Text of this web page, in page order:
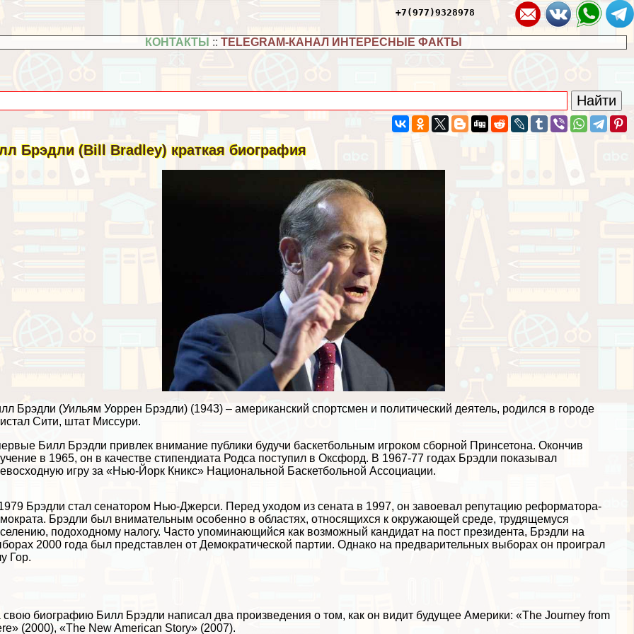
+7(977)9328978
КОНТАКТЫ ::TELEGRAM-КАНАЛ ИНТЕРЕСНЫЕ ФАКТЫ
Брэдли (Bill Bradley) краткая биография
Брэдли (Уильям Уоррен Брэдли) (1943) – американский спортсмен и политический деятель, родился в городе
Сити, штат Миссури.
Билл Брэдли привлек внимание публики будучи баскетбольным игроком сборной Принсетона. Окончив
в 1965, он в качестве стипендиата Родса поступил в Оксфорд. В 1967-77 годах Брэдли показывал
игру за «Нью-Йорк Кникс» Национальной Баскетбольной Ассоциации.
Брэдли стал сенатором Нью-Джерси. Перед уходом из сената в 1997, он завоевал репутацию реформатора-
Брэдли был внимательным особенно в областях, относящихся к окружающей среде, трудящемуся
подоходному налогу. Часто упоминающийся как возможный кандидат на пост президента, Брэдли на
2000 года был представлен от Демократической партии. Однако на предварительных выборах он проиграл
Гор.
свою биографию Билл Брэдли написал два произведения о том, как он видит будущее Америки: «The Journey from
(2000), «The New American Story» (2007).